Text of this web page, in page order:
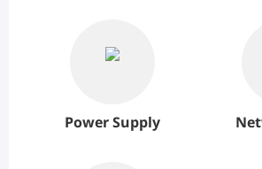
Power Supply